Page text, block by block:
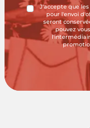
J'accepte que
pour l'envoi
seront
pouvez